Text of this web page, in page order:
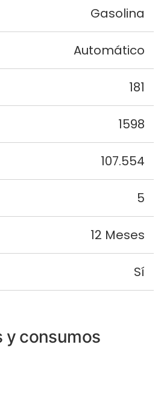
Gasolina
Automático
181
1598
107.554
5
12 Meses
Sí
y consumos